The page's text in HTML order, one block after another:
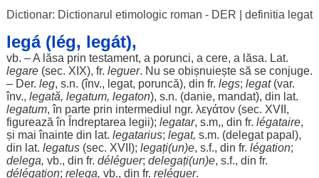
Dictionar: Dictionarul etimologic roman - DER
definitia legat
legá (lég, legát),
vb. – A lăsa prin testament, a porunci, a cere, a lăsa. Lat.
legare(sec. XIX), fr. leguer. Nu se obișnuiește să se conjuge.
– Der. leg, s.n. (înv., legat, poruncă), din fr. legs; legat(var.
înv., legată, legatum, legaton), s.n. (danie, mandat), din lat.
legatum, în parteprin intermediul ngr. λεγάτον (sec. XVII,
figurează în Îndreptarea legii); legatar, s.m,, din fr. légataire,
și maiînaintedin lat. legatarius; legat, s.m. (delegat papal),
din lat. legatus(sec. XVII); legați(un)e, s.f., din fr. légation;
delega, vb., din fr. déléguer; delegați(un)e, s.f., din fr.
délégation; relega, vb., din fr. reléguer.